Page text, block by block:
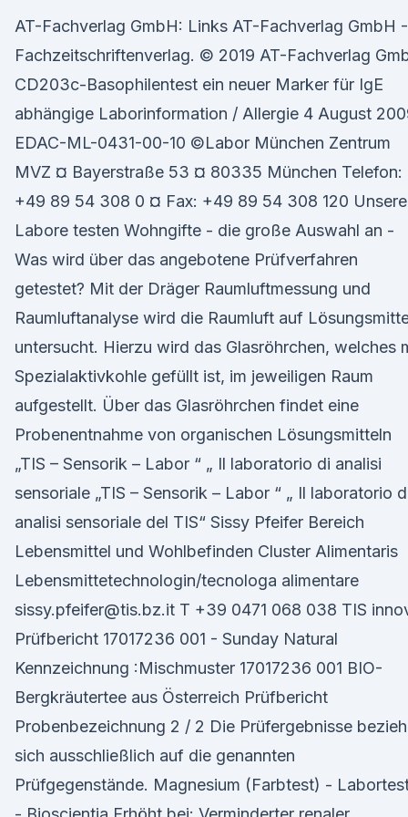
AT-Fachverlag GmbH: Links AT-Fachverlag GmbH -
Fachzeitschriftenverlag. © 2019 AT-Fachverlag
CD203c-Basophilentest ein neuer Marker für IgE
abhängige Laborinformation / Allergie 4 August
EDAC-ML-0431-00-10 ©Labor München Zentrum
MVZ ¤ Bayerstraße 53 ¤ 80335 München Telefon:
+49 89 54 308 0 ¤ Fax: +49 89 54 308 120 Unsere
Labore testen Wohngifte - die große Auswahl an -
Was wird über das angebotene Prüfverfahren
getestet? Mit der Dräger Raumluftmessung und
Raumluftanalyse wird die Raumluft auf
untersucht. Hierzu wird das Glasröhrchen, welches
Spezialaktivkohle gefüllt ist, im jeweiligen Raum
aufgestellt. Über das Glasröhrchen findet eine
Probenentnahme von organischen Lösungsmitteln
„TIS – Sensorik – Labor “ „ Il laboratorio di analisi
sensoriale „TIS – Sensorik – Labor “ „ Il laboratorio
analisi sensoriale del TIS“ Sissy Pfeifer Bereich
Lebensmittel und Wohlbefinden Cluster Alimentaris
Lebensmittetechnologin/tecnologa alimentare
sissy.pfeifer@tis.bz.it T +39 0471 068 038 TIS
Prüfbericht 17017236 001 - Sunday Natural
Kennzeichnung :Mischmuster 17017236 001 BIO-
Bergkräutertee aus Österreich Prüfbericht
Probenbezeichnung 2 / 2 Die Prüfergebnisse
sich ausschließlich auf die genannten
Prüfgegenstände. Magnesium (Farbtest) -